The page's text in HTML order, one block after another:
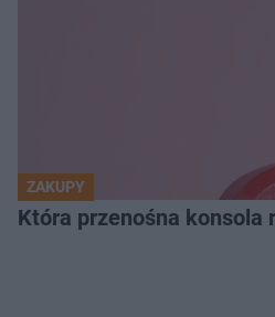
ZAKUPY
Która przenośna konsola